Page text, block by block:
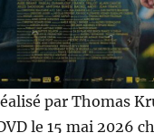
par Thomas
le 15 mai 2026